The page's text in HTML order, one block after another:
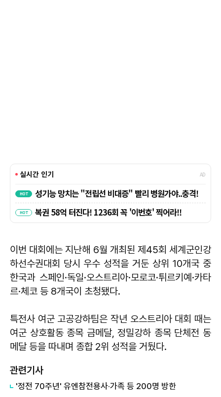
이번 대회에는 지난해 6월 개최된 제45회 세계군인강
하선수권대회 당시 우수 성적을 거둔 상위 10개국 중
한국과 스페인·독일·오스트리아·모로코·튀르키예·카타
르·체코 등 8개국이 초청됐다.
특전사 여군 고공강하팀은 작년 오스트리아 대회 때는
여군 상호활동 종목 금메달, 정밀강하 종목 단체전 동
메달 등을 따내며 종합 2위 성적을 거뒀다.
관련기사
'정전 70주년' 유엔참전용사·가족 등 200명 방한